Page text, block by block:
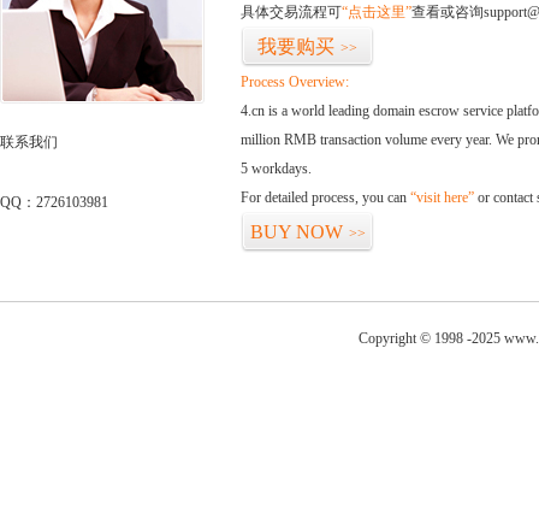
联系我们
QQ：2726103981
具体交易流程可“点击这里”查看或咨询
我要购买 >>
Process Overview:
4.cn is a world leading domain escrow service
million RMB transaction volume every year. We
5 workdays.
For detailed process, you can “visit here” or contact
BUY NOW >>
Copyright © 1998 -2025